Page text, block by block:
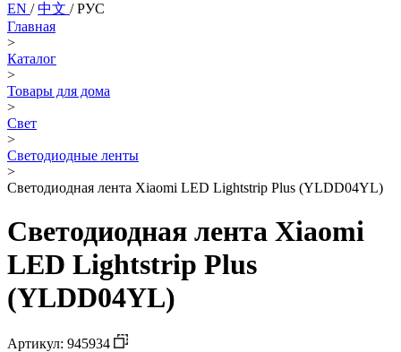
EN /中文 /РУС
Главная
>
Каталог
>
Товары для дома
>
Свет
>
Светодиодные ленты
>
Светодиодная лента Xiaomi LED Lightstrip Plus (YLDD04YL)
Светодиодная лента Xiaomi
LED Lightstrip Plus
(YLDD04YL)
Артикул: 945934